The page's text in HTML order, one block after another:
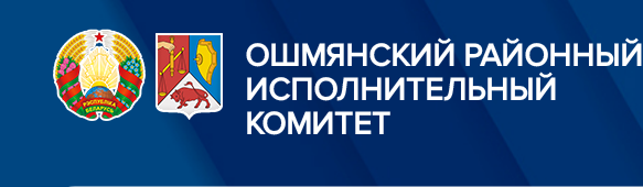
ОШМЯНСКИЙ РАЙОННЫЙ
ИСПОЛНИТЕЛЬНЫЙ
КОМИТЕТ